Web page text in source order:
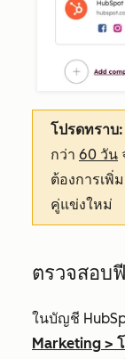
โปรดทราบ:
กว่า 60 วัน
ต้องการเ
คู่แข่งใหม่
ตรวจสอบ
ในบัญชี
Marketing >